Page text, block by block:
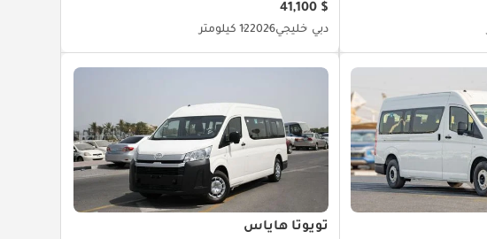
$ 41,100
دبي خليجي202612 كيلومتر
تويوتا هاياس